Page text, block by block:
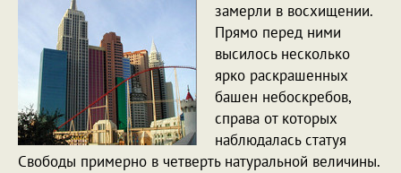
замерли в восхищении.
Прямо перед ними
высилось несколько
ярко раскрашенных
башен небоскребов,
справа от которых
наблюдалась статуя
Cвободы примерно в четверть натуральной величины.